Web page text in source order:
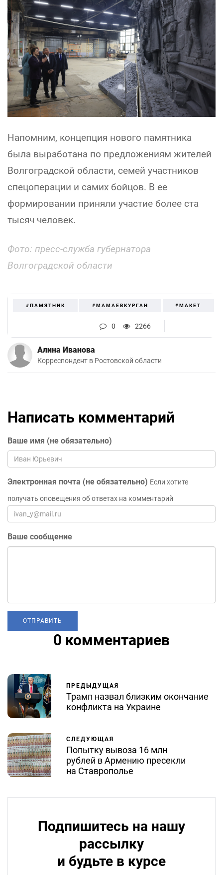
Напомним, концепция нового памятника
была выработана по предложениям жителей
Волгоградской области, семей участников
спецоперации и самих бойцов. В ее
формировании приняли участие более ста
тысяч человек.
Фото: пресс-служба губернатора
Волгоградской области
#ПАМЯТНИК #МАМАЕВКУРГАН #МАКЕТ
0 2266
Алина Иванова
Корреспондент в Ростовской области
Написать комментарий
Ваше имя (не обязательно)
Электронная почта (не обязательно) Если хотите
получать оповещения об ответах на комментарий
Ваше сообщение
0 комментариев
ПРЕДЫДУЩАЯ
Трамп назвал близким окончание
конфликта на Украине
СЛЕДУЮЩАЯ
Попытку вывоза 16 млн
рублей в Армению пресекли
на Ставрополье
Подпишитесь на нашу
рассылку
и будьте в курсе